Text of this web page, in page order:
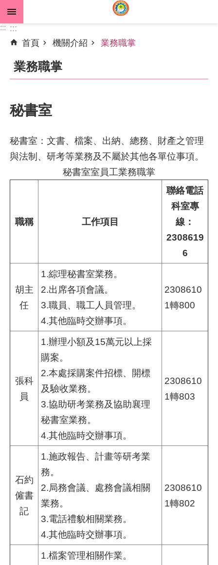
跳到主要內容區塊
進
搜
尋
告
資
訊
紹
資
線
上
務
資
結
音
專
::: :::
首頁
機關介紹 業務職掌
業務職掌
秘書室
秘書室：文書、檔案、出納、總務、財產之管理
與法制、研考等業務及不屬於其他各單位事項。
職稱 工作項目
聯絡電話
科室專
線：
2308619
6
秘書室室員工業務職掌
胡主
任
1.綜理秘書室業務。
2.出席各項會議。
3.職員、職工人員管理。
4.其他臨時交辦事項。
2308610
1轉800
張科
員
1.辦理小額及15萬元以上採
購案。
2.本處採購案件招標、開標
及驗收業務。
3.協助研考業務及協助襄理
秘書室業務。
4.其他臨時交辦事項。
2308610
1轉803
石約
僱書
記
1.施政報告、計畫等研考業
務。
2.局務會議、處務會議相關
業務。
3.電話禮貌相關業務。
4.其他臨時交辦事項。
2308610
1轉802
1.檔案管理相關作業。